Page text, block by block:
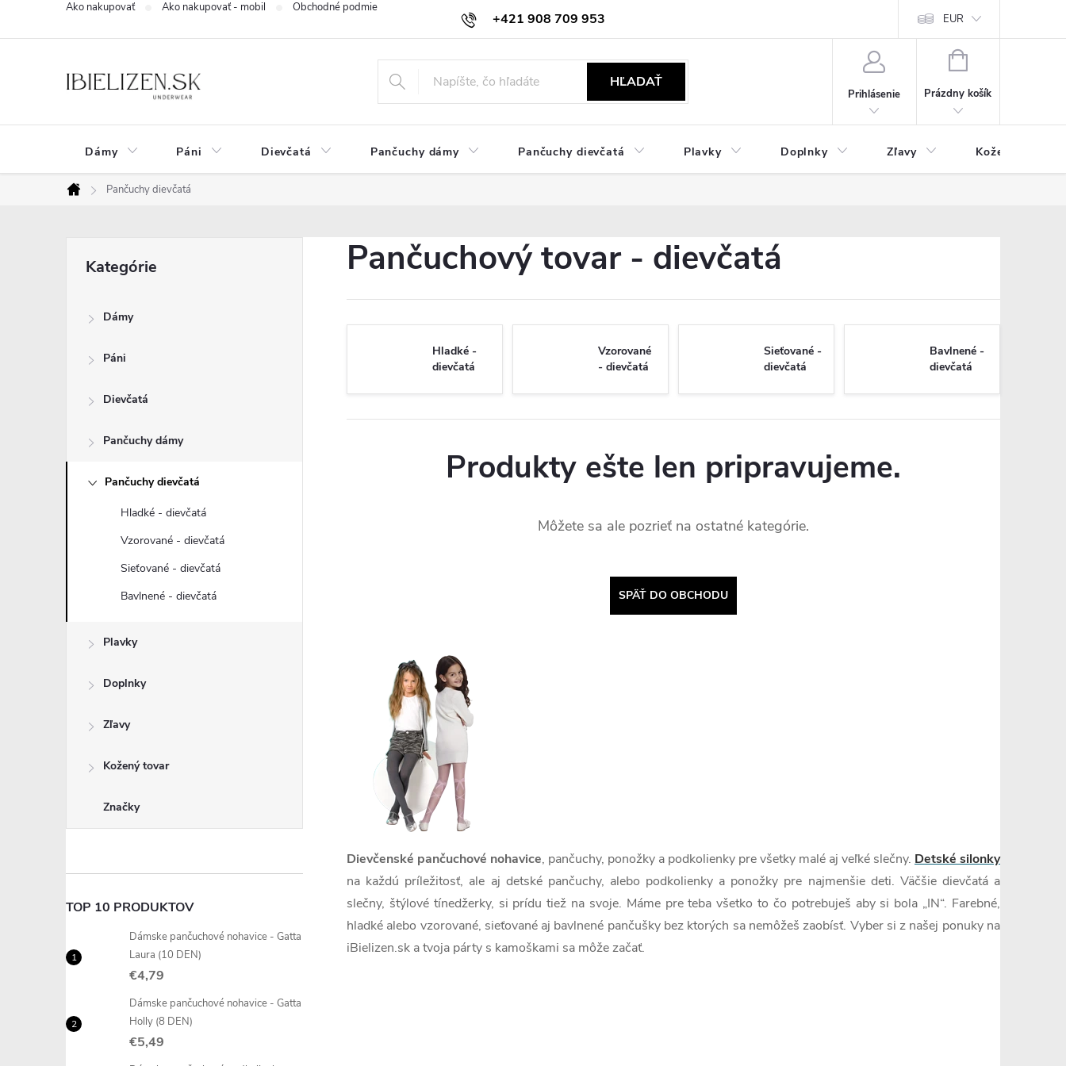
+421 908 709 953
objednavky@ibielizen.sk
Ako nakupovať Ako nakupovať - mobil Obchodné podmienky
EUR
HĽADAŤ
Prihlásenie
NÁKUPNÝ
Prázdny košík
Dámy Páni Dievčatá Pančuchy dámy Pančuchy dievčatá Plavky Doplnky Zľavy Kožený tovar
Domov
Pančuchy dievčatá
p
l
kategórie
Kategórie
Dámy
Páni
Dievčatá
Pančuchy dámy
Pančuchy dievčatá
Hladké - dievčatá
Vzorované - dievčatá
Sieťované - dievčatá
Bavlnené - dievčatá
Plavky
Doplnky
Zľavy
Kožený tovar
Značky
TOP 10 PRODUKTOV
Dámske pančuchové nohavice - Gatta
Laura (10 DEN)
€4,79
Dámske pančuchové nohavice - Gatta
Holly (8 DEN)
€5,49
Pančuchový tovar - dievčatá
Hladké -
dievčatá
Vzorované
- dievčatá
Sieťované -
dievčatá
Bavlnené -
dievčatá
Produkty ešte len pripravujeme.
Môžete sa ale pozrieť na ostatné kategórie.
SPÄŤ DO OBCHODU
Dievčenské pančuchové nohavice, pančuchy, ponožky a podkolienky pre všetky malé aj veľké slečny. Detské silonky
na každú príležitosť, ale aj detské pančuchy, alebo podkolienky a ponožky pre najmenšie deti. Väčšie dievčatá a
slečny, štýlové tínedžerky, si prídu tiež na svoje. Máme pre teba všetko to čo potrebuješ aby si bola „IN“. Farebné,
hladké alebo vzorované, sieťované aj bavlnené pančušky bez ktorých sa nemôžeš zaobísť. Vyber si z našej ponuky na
iBielizen.sk a tvoja párty s kamoškami sa môže začať.